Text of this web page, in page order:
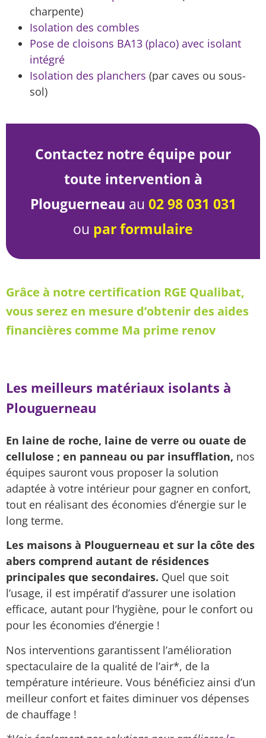
charpente)
Isolation des combles
Pose de cloisons BA13 (placo) avec isolant
intégré
Isolation des planchers (par caves ou sous-
sol)
Contactez notre équipe pour
toute intervention à
Plouguerneau au 02 98 031 031
ou par formulaire
Grâce à notre certification RGE Qualibat,
vous serez en mesure d’obtenir des aides
financières comme Ma prime renov
Les meilleurs matériaux isolants à
Plouguerneau
En laine de roche, laine de verre ou ouate de
cellulose ; en panneau ou par insufflation, nos
équipes sauront vous proposer la solution
adaptée à votre intérieur pour gagner en confort,
tout en réalisant des économies d’énergie sur le
long terme.
Les maisons à Plouguerneau et sur la côte des
abers comprend autant de résidences
principales que secondaires. Quel que soit
l’usage, il est impératif d’assurer une isolation
efficace, autant pour l’hygiène, pour le confort ou
pour les économies d’énergie !
Nos interventions garantissent l’amélioration
spectaculaire de la qualité de l’air*, de la
température intérieure. Vous bénéficiez ainsi d’un
meilleur confort et faites diminuer vos dépenses
de chauffage !